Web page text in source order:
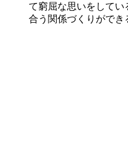
て窮屈な思いをしてい
合う関係づくりができ